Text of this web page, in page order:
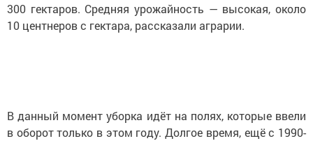
300 гектаров. Средняя урожайность — высокая, около
10 центнеров с гектара, рассказали аграрии.
В данный момент уборка идёт на полях, которые ввели
в оборот только в этом году. Долгое время, ещё с 1990-